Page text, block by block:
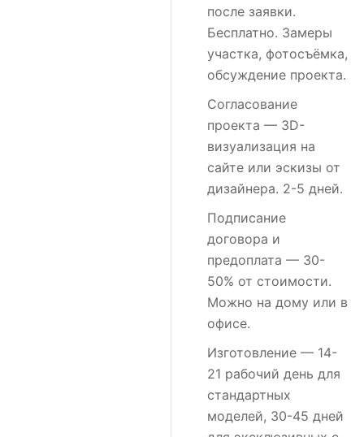
после заявки.
Бесплатно. Замеры
участка, фотосъёмка,
обсуждение проекта.
Согласование
проекта — 3D-
визуализация на
сайте или эскизы от
дизайнера. 2-5 дней.
Подписание
договора и
предоплата — 30-
50% от стоимости.
Можно на дому или в
офисе.
Изготовление — 14-
21 рабочий день для
стандартных
моделей, 30-45 дней